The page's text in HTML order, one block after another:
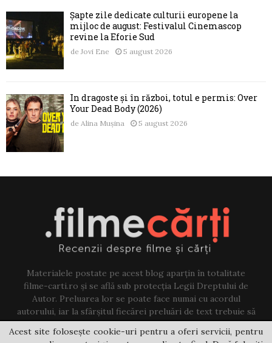
Șapte zile dedicate culturii europene la
mijloc de august: Festivalul Cinemascop
revine la Eforie Sud
de Jovi Ene 5 august 2026
În dragoste și în război, totul e permis: Over
Your Dead Body (2026)
de Alina Mușina 5 august 2026
Materialele postate pe acest blog aparțin în totalitate
filme-carti.ro și se află sub protecția Legii Dreptului de
Autor. Preluarea lor se poate face numai cu acordul
autorului, iar la sfârșitul fiecărei preluări de text trebuie să
existe un link către acest blog.
Acest site folosește cookie-uri pentru a oferi servicii, pentru